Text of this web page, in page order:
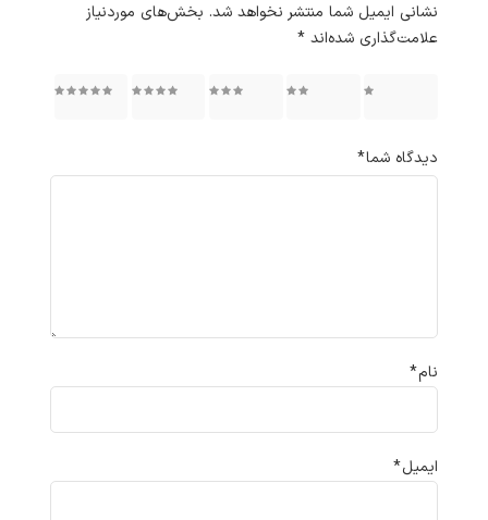
نشانی ایمیل شما منتشر نخواهد شد. بخش‌های موردنیاز
علامت‌گذاری شده‌اند *
۳ از ۵ ۴ از ۵ ۵ از ۵
دیدگاه شما*
نام*
ایمیل*